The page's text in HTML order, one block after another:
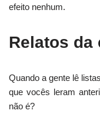
efeito nenhum.
Relatos da
Quando a gente lê
que vocês leram
não é?